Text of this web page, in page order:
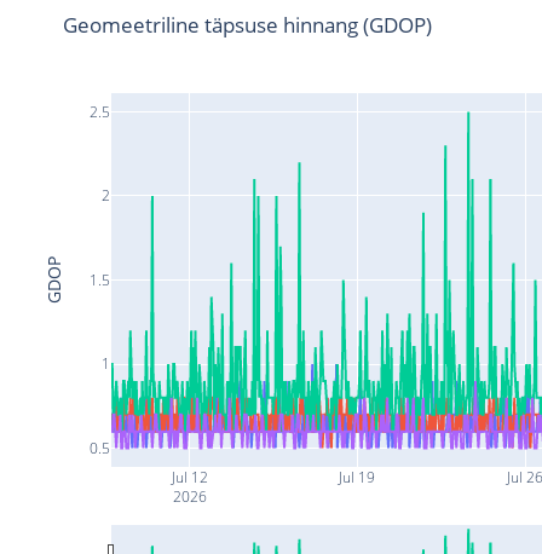
Jul 12
2026
Jul 19 Jul
0.5
1
1.5
2
2.5
Geomeetriline täpsuse hinnang (GDOP)
GDOP